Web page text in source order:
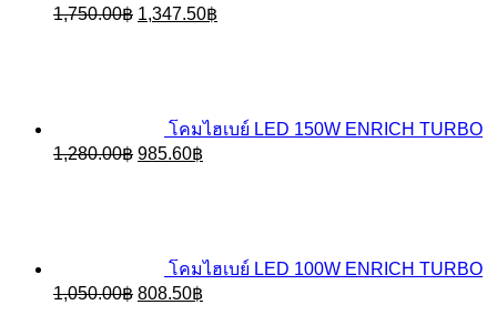
1,750.00฿ Original
1,347.50฿
โคมไฮเบย์ LED 150W ENRICH TURBO
1,280.00฿ Original
985.60฿
โคมไฮเบย์ LED 100W ENRICH TURBO
1,050.00฿ Original
808.50฿